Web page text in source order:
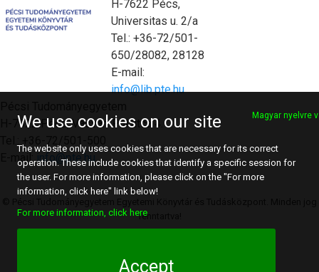
H-7622 Pécs,
Universitas u. 2/a
Tel.: +36-72/501-
650/28082, 28128
E-mail:
info@lib.pte.hu
H-7622 Pécs, Vasvári Pál utca 4.
info@pte.hu
fenntartva!
We use cookies on our site Magyar nyelvre
The website only uses cookies that are necessary for its correct
operation. These include cookies that identify a specific session for
the user. For more information, please click on the "For more
information, click here" link below!
For more information, click here
Accept